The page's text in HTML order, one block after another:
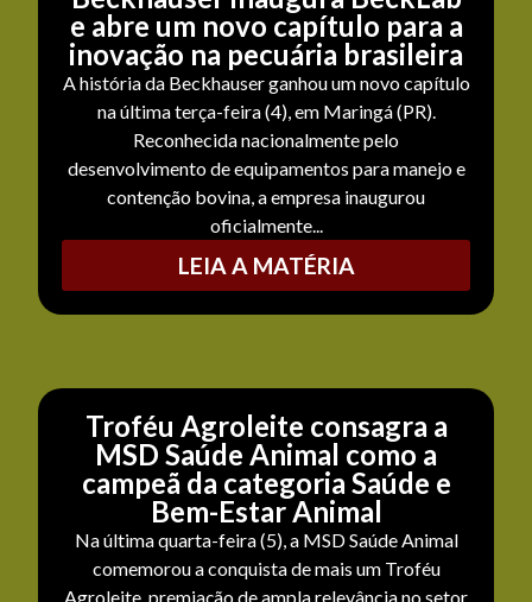
e abre um novo capítulo para a
inovação na pecuária brasileira
A história da Beckhauser ganhou um novo capítulo
na última terça-feira (4), em Maringá (PR).
Reconhecida nacionalmente pelo
desenvolvimento de equipamentos para manejo e
contenção bovina, a empresa inaugurou
oficialmente...
LEIA A MATÉRIA
Troféu Agroleite consagra a
MSD Saúde Animal como a
campeã da categoria Saúde e
Bem-Estar Animal
Na última quarta-feira (5), a MSD Saúde Animal
comemorou a conquista de mais um Troféu
Agroleite, premiação de ampla relevância no setor